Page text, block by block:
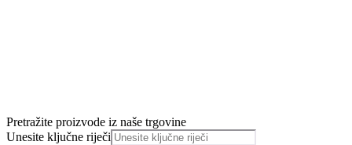
Pretražite proizvode iz naše trgovine
Unesite ključne riječi